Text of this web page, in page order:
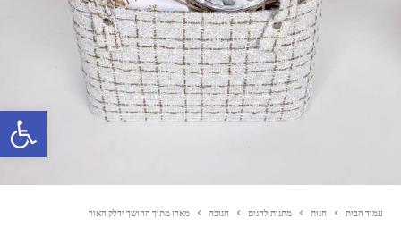
פתח סרגל נגישות
עמוד הבית חנות מתנות לחגים חנוכה מארז מתוך החושך ידלק האור